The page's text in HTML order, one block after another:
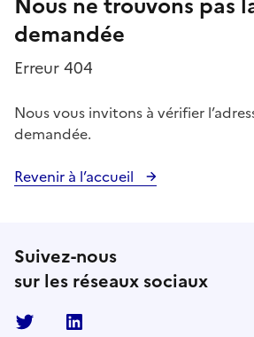
demandée
Erreur 404
Nous vous invitons à vérifier
demandée.
Revenir à l’accueil
Suivez-nous
sur les réseaux sociaux
Twitter